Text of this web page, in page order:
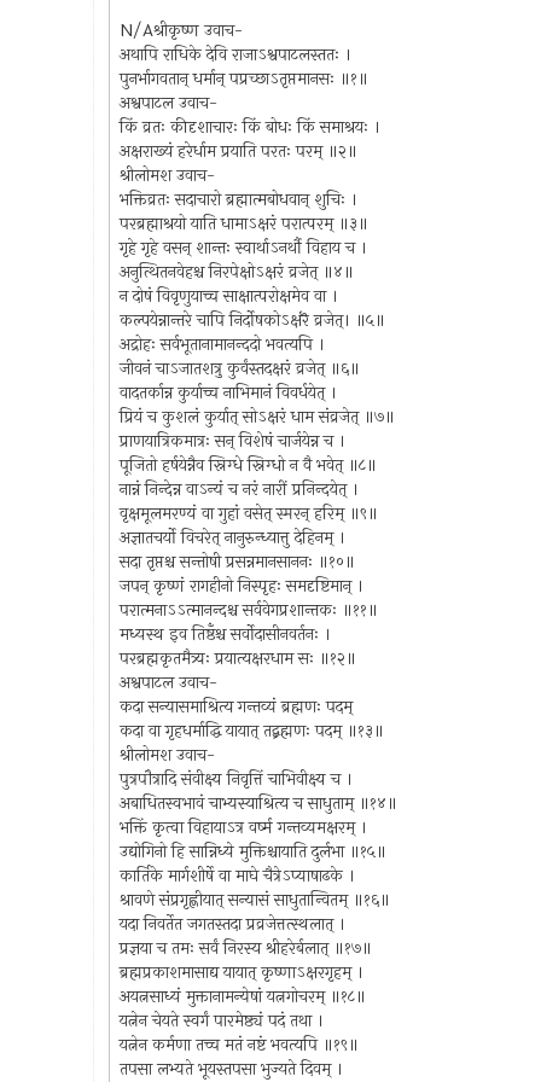
N/Aश्रीकृष्ण उवाच-
अथापि राधिके देवि राजाऽश्वपाटलस्ततः ।
पुनर्भागवतान् धर्मान् पप्रच्छाऽतृप्तमानसः ॥१॥
अश्वपाटल उवाच-
किं व्रतः कीदृशाचारः किं बोधः किं समाश्रयः ।
अक्षराख्यं हरेर्धाम प्रयाति परतः परम् ॥२॥
श्रीलोमश उवाच-
भक्तिव्रतः सदाचारो ब्रह्मात्मबोधवान् शुचिः ।
परब्रह्माश्रयो याति धामाऽक्षरं परात्परम् ॥३॥
गृहे गृहे वसन् शान्तः स्वार्थाऽनर्थौ विहाय च ।
अनुत्थितनवेहश्च निरपेक्षोऽक्षरं व्रजेत् ॥४॥
न दोषं विवृणुयाच्च साक्षात्परोक्षमेव वा ।
कल्पयेन्नान्तरे चापि निर्दोषकोऽक्षरॆ व्रजेत्। ॥५॥
अद्रोहः सर्वभूतानामानन्ददो भवत्यपि ।
जीवनं चाऽजातशत्रु कुर्वंस्तदक्षरं व्रजेत् ॥६॥
वादतर्कान्न कुर्याच्च नाभिमानं विवर्धयेत् ।
प्रियं च कुशलं कुर्यात् सोऽक्षरं धाम संव्रजेत् ॥७॥
प्राणयात्रिकमात्रः सन् विशेषं चार्जयेन्न च ।
पूजितो हर्षयेन्नैव स्निग्धे स्निग्धो न वै भवेत् ॥८॥
नान्नं निन्देन्न वाऽन्यं च नरं नारीं प्रनिन्दयेत् ।
वृक्षमूलमरण्यं वा गुहां वसेत् स्मरन् हरिम् ॥९॥
अज्ञातचर्यो विचरेत् नानुरुन्ध्यात्तु देहिनम् ।
सदा तृप्तश्च सन्तोषी प्रसन्नमानसाननः ॥१०॥
जपन् कृष्णं रागहीनो निस्पृहः समदृष्टिमान् ।
परात्मनाऽऽत्मानन्दश्च सर्ववेगप्रशान्तकः ॥११॥
मध्यस्थ इव तिष्ठँश्च सर्वोदासीनवर्तनः ।
परब्रह्मकृतमैत्र्यः प्रयात्यक्षरधाम सः ॥१२॥
अश्वपाटल उवाच-
कदा सन्यासमाश्रित्य गन्तव्यं ब्रह्मणः पदम्
कदा वा गृहधर्माद्धि यायात् तद्ब्रह्मणः पदम् ॥१३॥
श्रीलोमश उवाच-
पुत्रपौत्रादि संवीक्ष्य निवृत्तिं चाभिवीक्ष्य च ।
अबाधितस्वभावं चाभ्यस्याश्रित्य च साधुताम् ॥१४॥
भक्तिं कृत्वा विहायाऽत्र वर्ष्म गन्तव्यमक्षरम् ।
उद्योगिनो हि सान्निध्ये मुक्तिश्चायाति दुर्लभा ॥१५॥
कार्तिके मार्गशीर्षे वा माघे चैत्रेऽप्याषाढके ।
श्रावणे संप्रगृह्णीयात् सन्यासं साधुतान्वितम् ॥१६॥
यदा निवर्तेत जगतस्तदा प्रव्रजेत्तत्स्थलात् ।
प्रज्ञया च तमः सर्वं निरस्य श्रीहरेर्बलात् ॥१७॥
ब्रह्मप्रकाशमासाद्य यायात् कृष्णाऽक्षरगृहम् ।
अयत्नसाध्यं मुक्तानामन्येषां यत्नगोचरम् ॥१८॥
यत्नेन चेयते स्वर्गं पारमेष्ठ्यं पदं तथा ।
यत्नेन कर्मणा तच्च मतं नष्टं भवत्यपि ॥१९॥
तपसा लभ्यते भूयस्तपसा भुज्यते दिवम् ।